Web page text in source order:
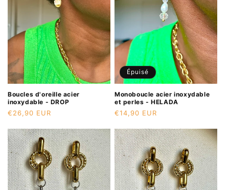
Boucles d'oreille acier
inoxydable - DROP
Prix
€26,90 EUR
Épuisé
Monoboucle acier inoxydable
et perles - HELADA
Prix
€14,90 EUR